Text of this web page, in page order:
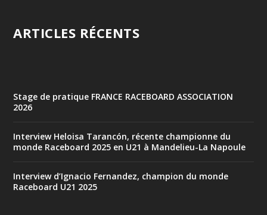
ARTICLES RÉCENTS
Stage de pratique FRANCE RACEBOARD ASSOCIATION
2026
Interview Heloisa Tarancón, récente championne du
monde Raceboard 2025 en U21 à Mandelieu-La Napoule
Interview d’Ignacio Fernandez, champion du monde
Raceboard U21 2025